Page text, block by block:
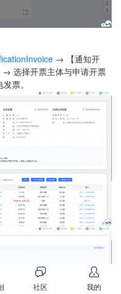
→ 【通知开
选择开票主体与申请开票
票。
社区 我的